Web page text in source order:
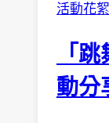
活動花絮
「
動分